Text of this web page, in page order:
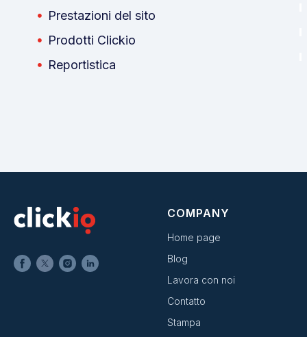
Prestazioni del sito
Prodotti Clickio
Reportistica
COMPANY
Home page
Blog
Lavora con noi
Contatto
Stampa